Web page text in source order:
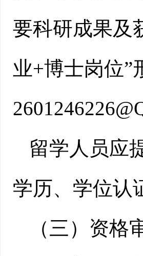
要科研成果及
业+博士岗位”
留学人员应
学历、学位认
（三）资格